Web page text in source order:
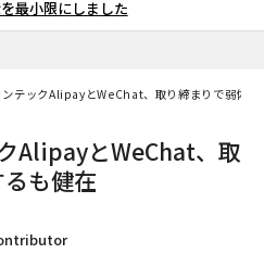
最小限にしました
テックAlipayとWeChat、取り締まりで弱体化
AlipayとWeChat、取
も健在